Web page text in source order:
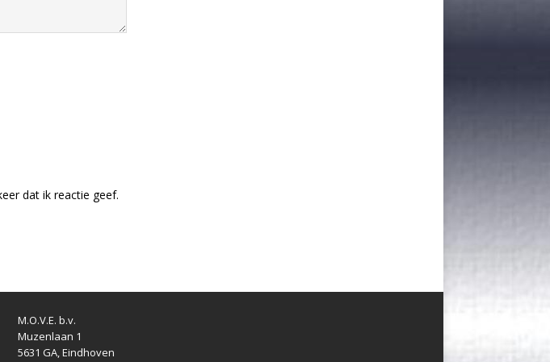
dat ik reactie geef.
M.O.V.E. b.v.
Muzenlaan 1
5631 GA, Eindhoven